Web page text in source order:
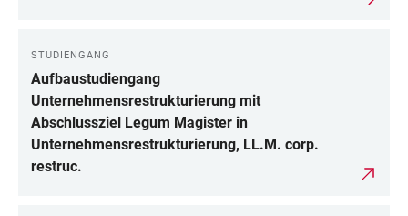
STUDIENGANG
Aufbaustudiengang
Unternehmensrestrukturierung mit
Abschlussziel Legum Magister in
Unternehmensrestrukturierung, LL.M. corp.
restruc.